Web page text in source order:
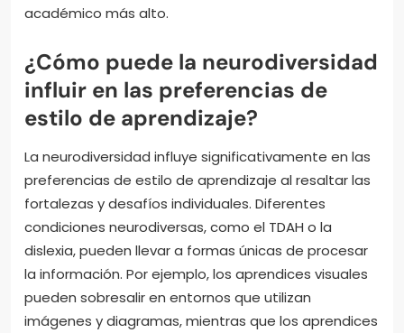
académico más alto.
¿Cómo puede la neurodiversidad
influir en las preferencias de
estilo de aprendizaje?
La neurodiversidad influye significativamente en las
preferencias de estilo de aprendizaje al resaltar las
fortalezas y desafíos individuales. Diferentes
condiciones neurodiversas, como el TDAH o la
dislexia, pueden llevar a formas únicas de procesar
la información. Por ejemplo, los aprendices visuales
pueden sobresalir en entornos que utilizan
imágenes y diagramas, mientras que los aprendices